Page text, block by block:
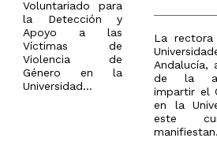
Voluntariado para
la Detección y
Apoyo a las
Víctimas de
Violencia de
Género en la
Universidad...
La
Andalucía,
de la
impartir el
en la
este